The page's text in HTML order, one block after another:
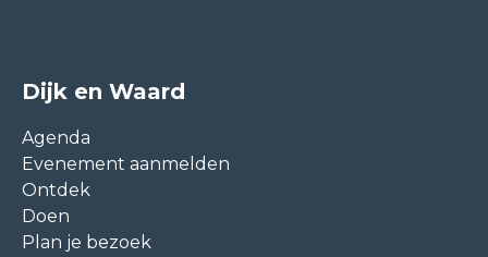
Dijk en Waard
Agenda
Evenement aanmelden
Ontdek
Doen
Plan je bezoek